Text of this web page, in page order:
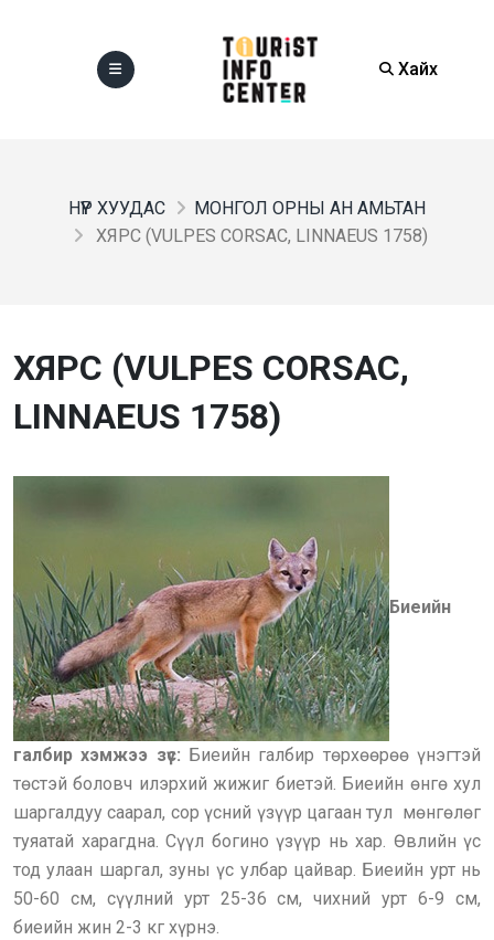
Хайх
НҮҮР ХУУДАС
МОНГОЛ ОРНЫ АН АМЬТАН
ХЯРС (VULPES CORSAC, LINNAEUS 1758)
ХЯРС (VULPES CORSAC,
LINNAEUS 1758)
Биеийн
галбир хэмжээ зүс: Биеийн галбир төрхөөрөө үнэгтэй
төстэй боловч илэрхий жижиг биетэй. Биеийн өнгө хул
шаргалдуу саарал, сор үсний үзүүр цагаан тул мөнгөлөг
туяатай харагдна. Сүүл богино үзүүр нь хар. Өвлийн үс
тод улаан шаргал, зуны үс улбар цайвар. Биеийн урт нь
50-60 см, сүүлний урт 25-36 см, чихний урт 6-9 см,
биеийн жин 2-3 кг хүрнэ.